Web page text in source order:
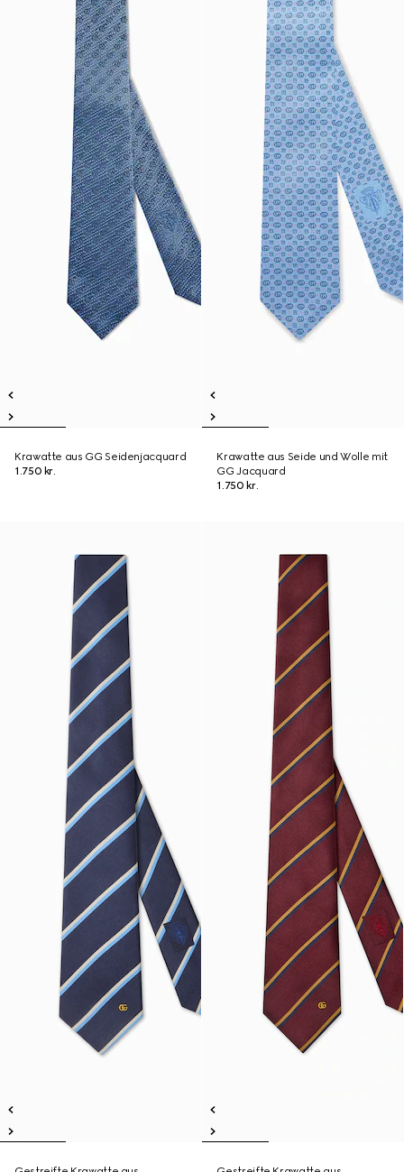
Krawatte aus GG Seidenjacquard
1.750 kr.
Krawatte aus Seide und Wolle mit
GG Jacquard
1.750 kr.